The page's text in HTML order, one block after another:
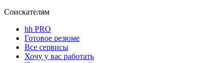
Соискателям
hh PRO
Готовое резюме
Все сервисы
Хочу у вас работать